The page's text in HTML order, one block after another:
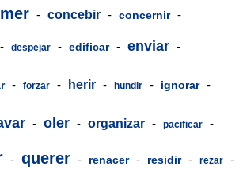
- concebir - concernir -
- despejar - edificar - enviar -
- forzar - herir - hundir - ignorar -
- oler - organizar - pacificar -
- querer - renacer - residir - rezar -